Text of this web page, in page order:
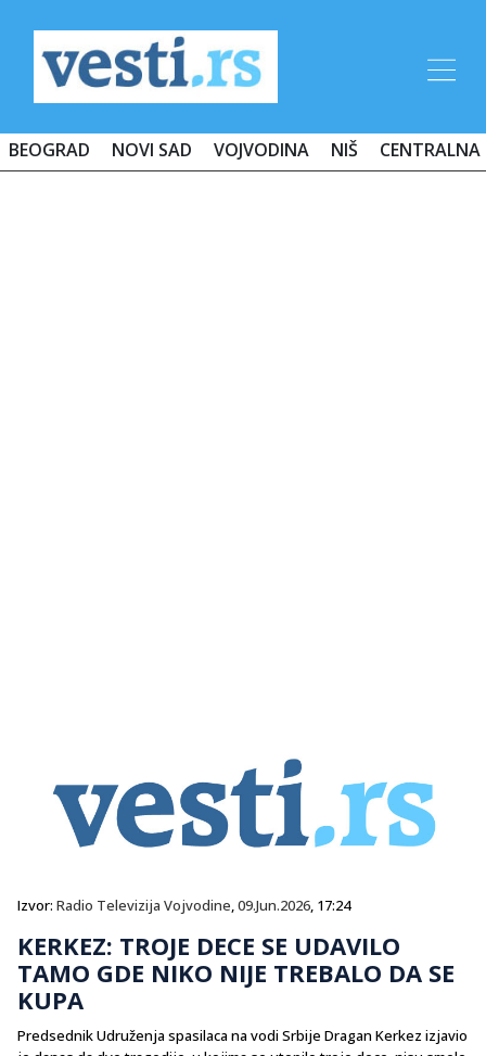
BEOGRAD NOVI SAD VOJVODINA NIŠ CENTRALNA
Izvor: Radio Televizija Vojvodine,09.Jun.2026, 17:24
KERKEZ: TROJE DECE SE UDAVILO
TAMO GDE NIKO NIJE TREBALO DA SE
KUPA
Predsednik Udruženja spasilaca na vodi Srbije Dragan Kerkez izjavio